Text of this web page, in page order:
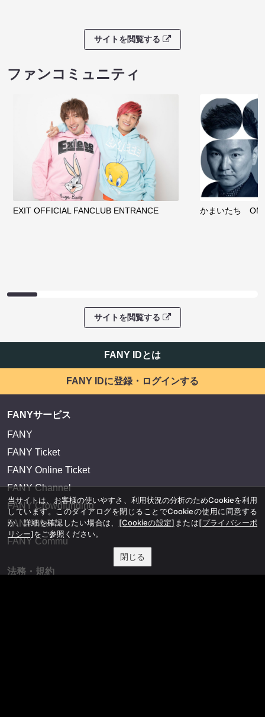
サイトを閲覧する
ファンコミュニティ
EXIT OFFICIAL FANCLUB ENTRANCE かまいたち
サイトを閲覧する
FANY IDとは
FANY IDに登録・ログインする
FANYサービス
FANY
FANY Ticket
FANY Online Ticket
FANY Channel
FANY Crowdfunding
FANY Mall
FANY Commu
法務・規約
当サイトは、お客様の使いやすさ、利用状況の分析のためCookieを利用
しています。このダイアログを閉じることでCookieの使用に同意する
か、詳細を確認したい場合は、 [Cookieの設定] または[プライバシーポ
リシー]をご参照ください。
閉じる